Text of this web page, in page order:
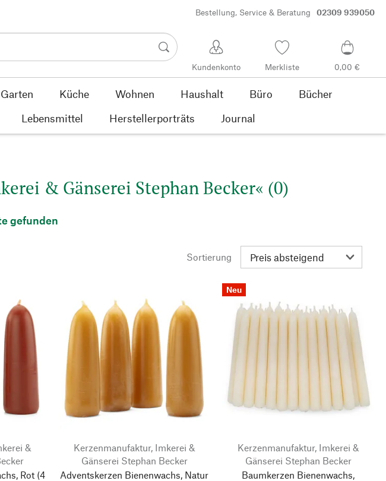
Bestellung, Service & Beratung 02309 939050
Kundenkonto Merkliste 0,00 €
Garten Küche Wohnen Haushalt Büro
Bücher
Lebensmittel Herstellerporträts Journal
& Gänserei Stephan Becker« (0)
gefunden
Sortierung
&
Rot (4
Kerzenmanufaktur, Imkerei &
Gänserei Stephan Becker
Adventskerzen Bienenwachs, Natur
Neu
Kerzenmanufaktur, Imkerei &
Gänserei Stephan Becker
Baumkerzen Bienenwachs,